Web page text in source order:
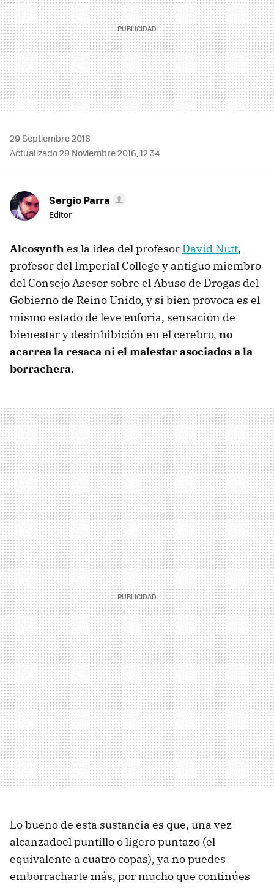
29 Septiembre 2016
Actualizado 29 Noviembre 2016, 12:34
Sergio Parra
Editor
Alcosynthes la idea del profesor David Nutt,
profesor del Imperial College y antiguo miembro
del Consejo Asesor sobre el Abuso de Drogas del
Gobierno de Reino Unido, y si bien provoca es el
mismo estado de leve euforia, sensación de
bienestar y desinhibición en el cerebro, no
acarrea la resaca ni el malestar asociados a la
borrachera.
Lo bueno de esta sustancia es que, una vez
alcanzadoel puntillo o ligero puntazo (el
equivalente a cuatro copas), ya no puedes
emborracharte más, por mucho que continúes